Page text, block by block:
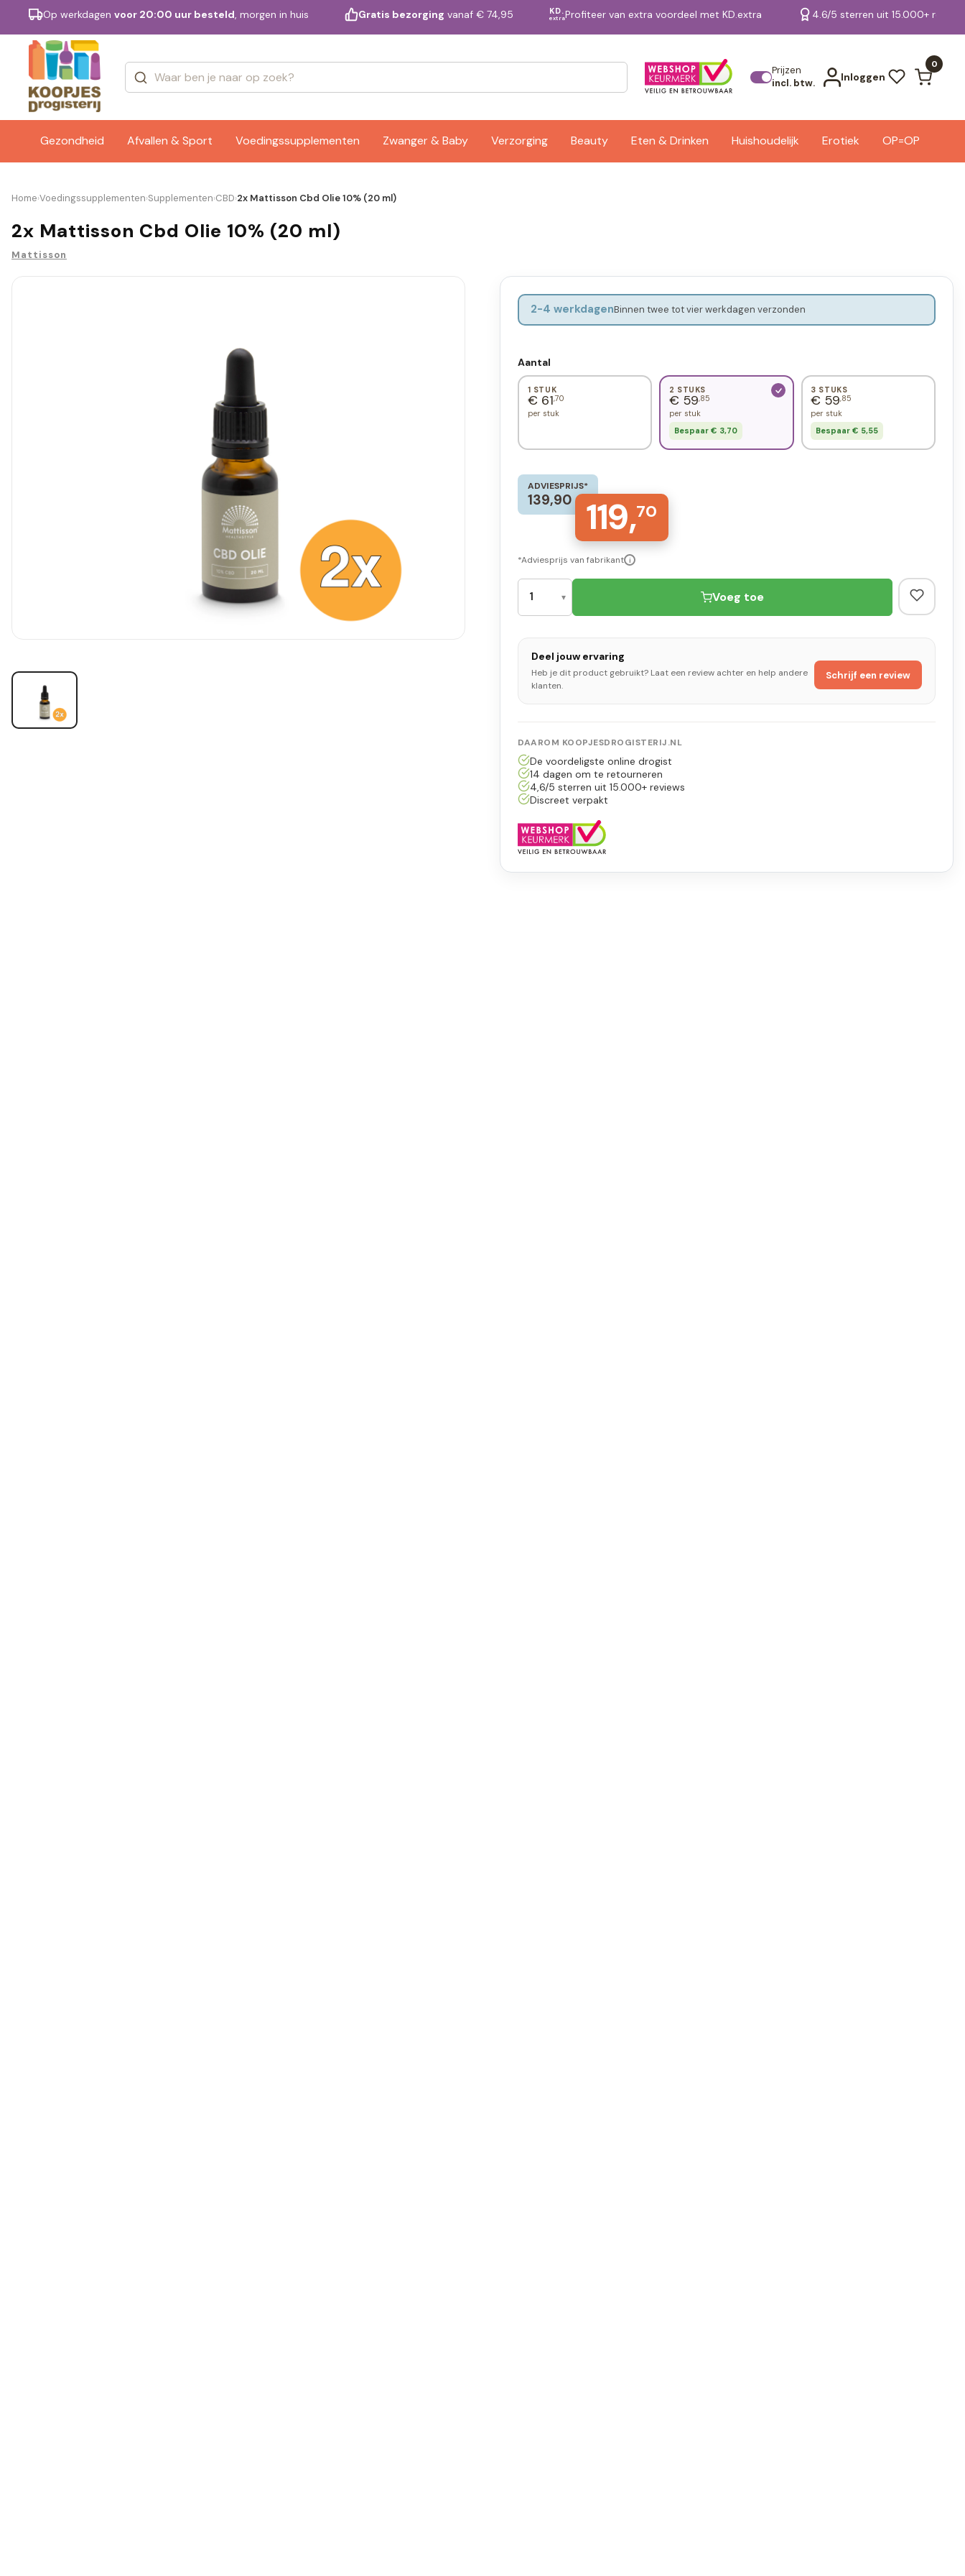
Op werkdagen voor 20:00 uur besteld, morgen in huis Gratis bezorging vanaf € 74,95 KD.
extraProfiteer van extra voordeel met KD.extra 4.6/5 sterren uit 15.000+
Prijzen
incl. btw.
Inloggen
0
Gezondheid Afvallen & Sport Voedingssupplementen Zwanger & Baby Verzorging Beauty Eten & Drinken Huishoudelijk Erotiek OP=OP
Merken Bekijk alle resultaten
Home›Voedingssupplementen›Supplementen›CBD›2x Mattisson Cbd Olie 10% (20 ml)
2x Mattisson Cbd Olie 10% (20 ml)
Mattisson
2-4 werkdagenBinnen twee tot vier werkdagen verzonden
Aantal
1 STUK
€ 61,70
per stuk
2 STUKS
€ 59,85
per stuk
Bespaar € 3,70
3 STUKS
€ 59,85
per stuk
Bespaar € 5,55
ADVIESPRIJS*
139,90 119,70
*Adviesprijs van fabrikant i
Voeg toe
Deel jouw ervaring
Heb je dit product gebruikt? Laat een review achter en help andere
klanten.
Schrijf een review
DAAROM KOOPJESDROGISTERIJ.NL
De voordeligste online drogist
14 dagen om te retourneren
4,6/5 sterren uit 15.000+ reviews
Discreet verpakt